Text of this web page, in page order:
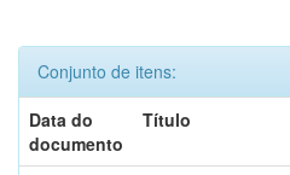
Conjunto de itens:
Data do
documento
Título